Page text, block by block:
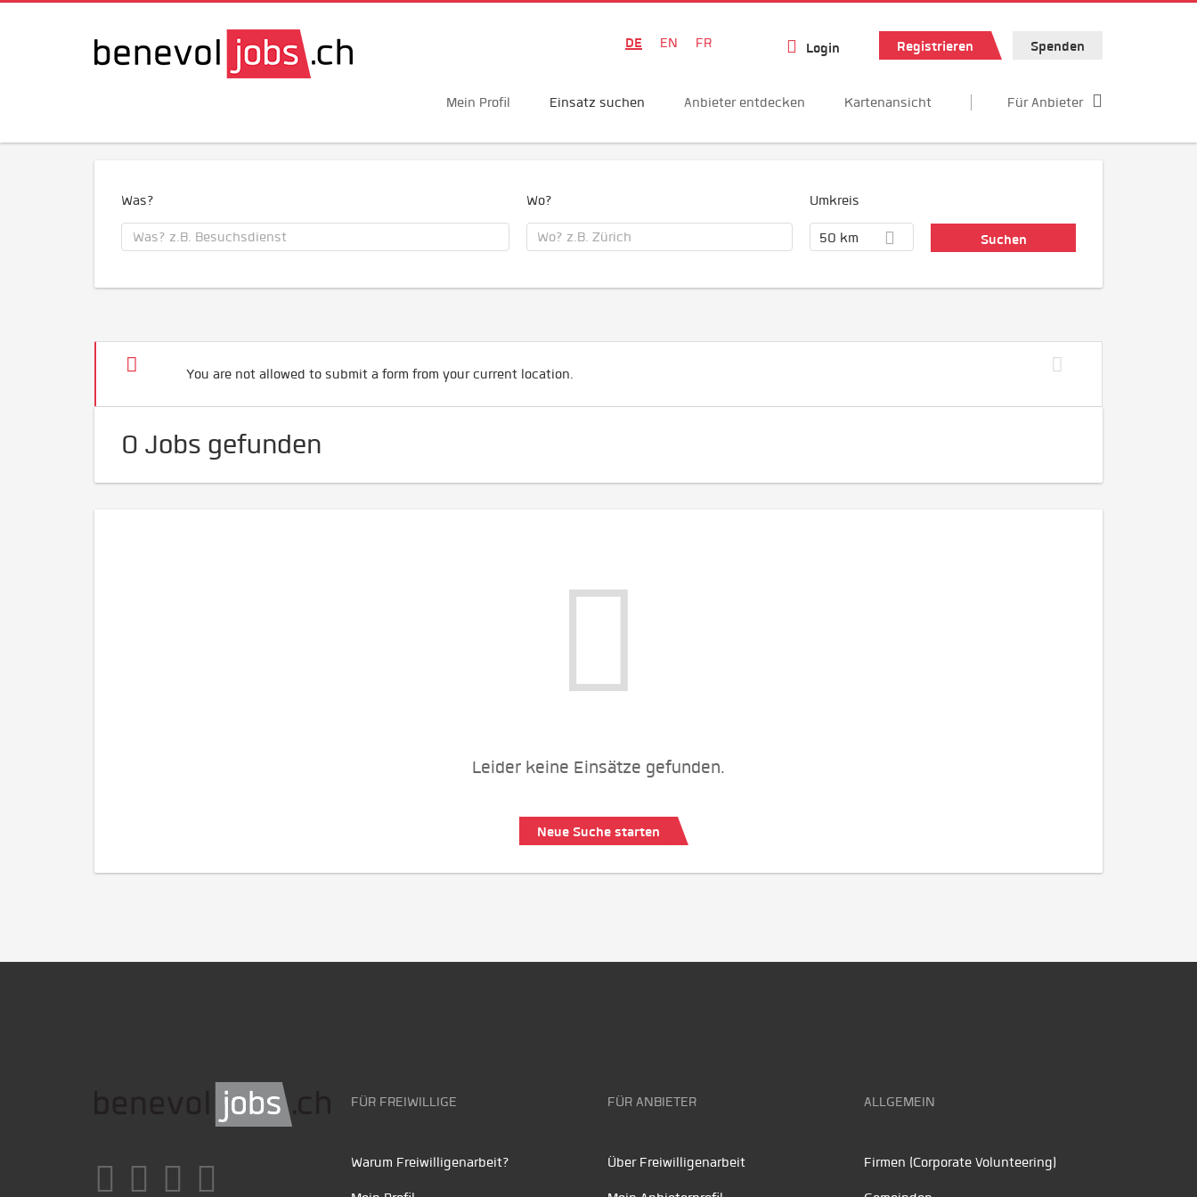
DE EN FR Login Registrieren Spenden
Mein Profil Einsatz suchen Anbieter entdecken Kartenansicht Für Anbieter
Was? Wo? Umkreis
50 km
You are not allowed to submit a form from your current location.
0 Jobs gefunden
Leider keine Einsätze gefunden.
Neue Suche starten
FÜR FREIWILLIGE
Warum Freiwilligenarbeit?
FÜR ANBIETER
Über Freiwilligenarbeit
ALLGEMEIN
Firmen (Corporate Volunteering)